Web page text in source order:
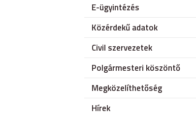
E-ügyintézés
Közérdekű adatok
Civil szervezetek
Polgármesteri köszöntő
Megközelíthetőség
Hírek